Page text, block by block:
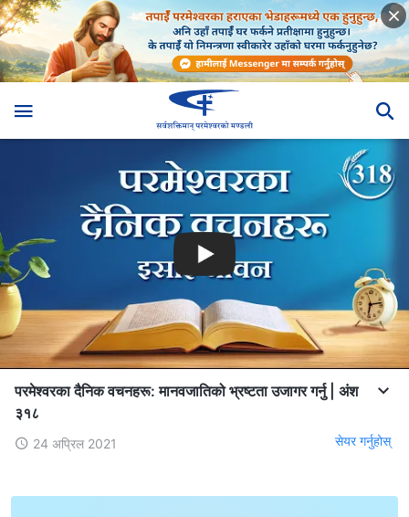
परमेश्‍वरका दैनिक वचनहरू: मानवजातिको भ्रष्टता उजागर गर्नु | अंश
३१८
24 अप्रिल 2021 सेयर गर्नुहोस्